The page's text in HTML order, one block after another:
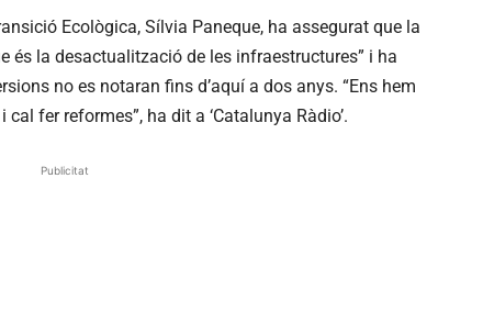
Ecològica, Sílvia Paneque, ha assegurat que la
és la desactualització de les infraestructures” i ha
no es notaran fins d’aquí a dos anys. “Ens hem
fer reformes”, ha dit a ‘Catalunya Ràdio’.
Publicitat